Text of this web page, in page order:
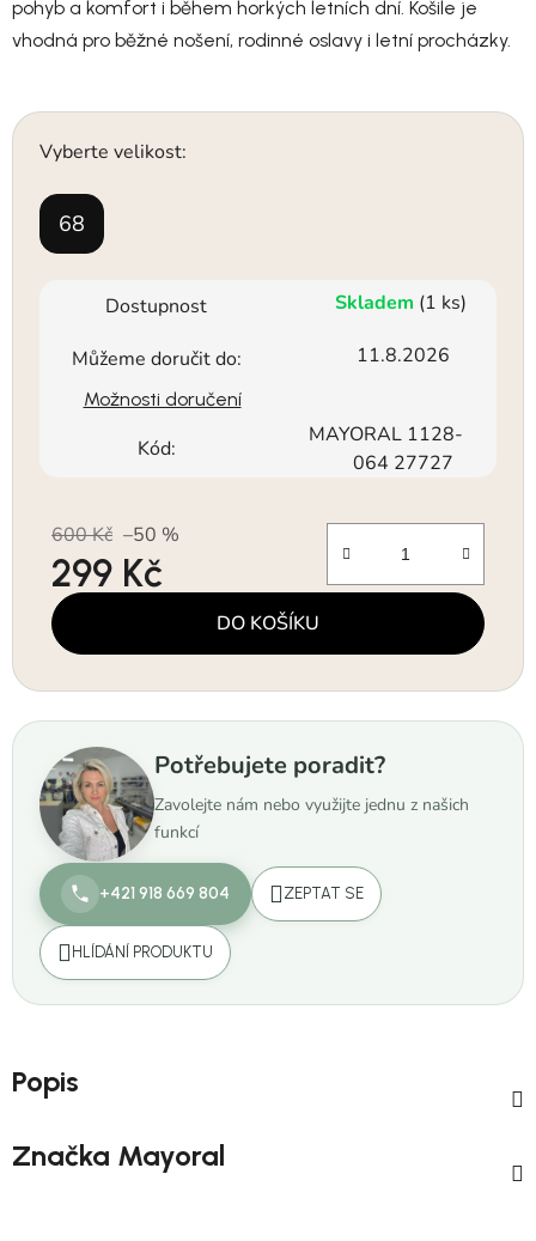
pohyb a komfort i během horkých letních dní. Košile je
vhodná pro běžné nošení, rodinné oslavy i letní procházky.
Vyberte velikost:
68
Dostupnost Skladem (1 ks)
Můžeme doručit do: 11.8.2026
Možnosti doručení
Kód:
MAYORAL 1128-
064 27727
600 Kč –50 %
299 Kč
Měrná cena: DO KOŠÍKU
Potřebujete poradit?
Zavolejte nám nebo využijte jednu z našich
funkcí
+421 918 669 804 ZEPTAT SE
HLÍDÁNÍ PRODUKTU
Popis
Značka Mayoral